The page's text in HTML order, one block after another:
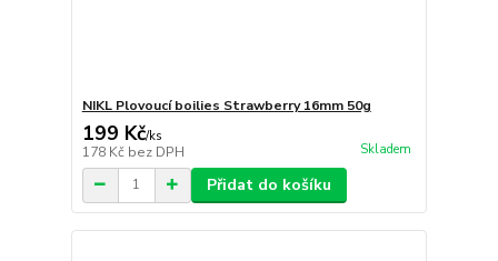
NIKL Plovoucí boilies Strawberry 16mm 50g
199 Kč/ks
178 Kč bez DPH Skladem
Přidat do košíku